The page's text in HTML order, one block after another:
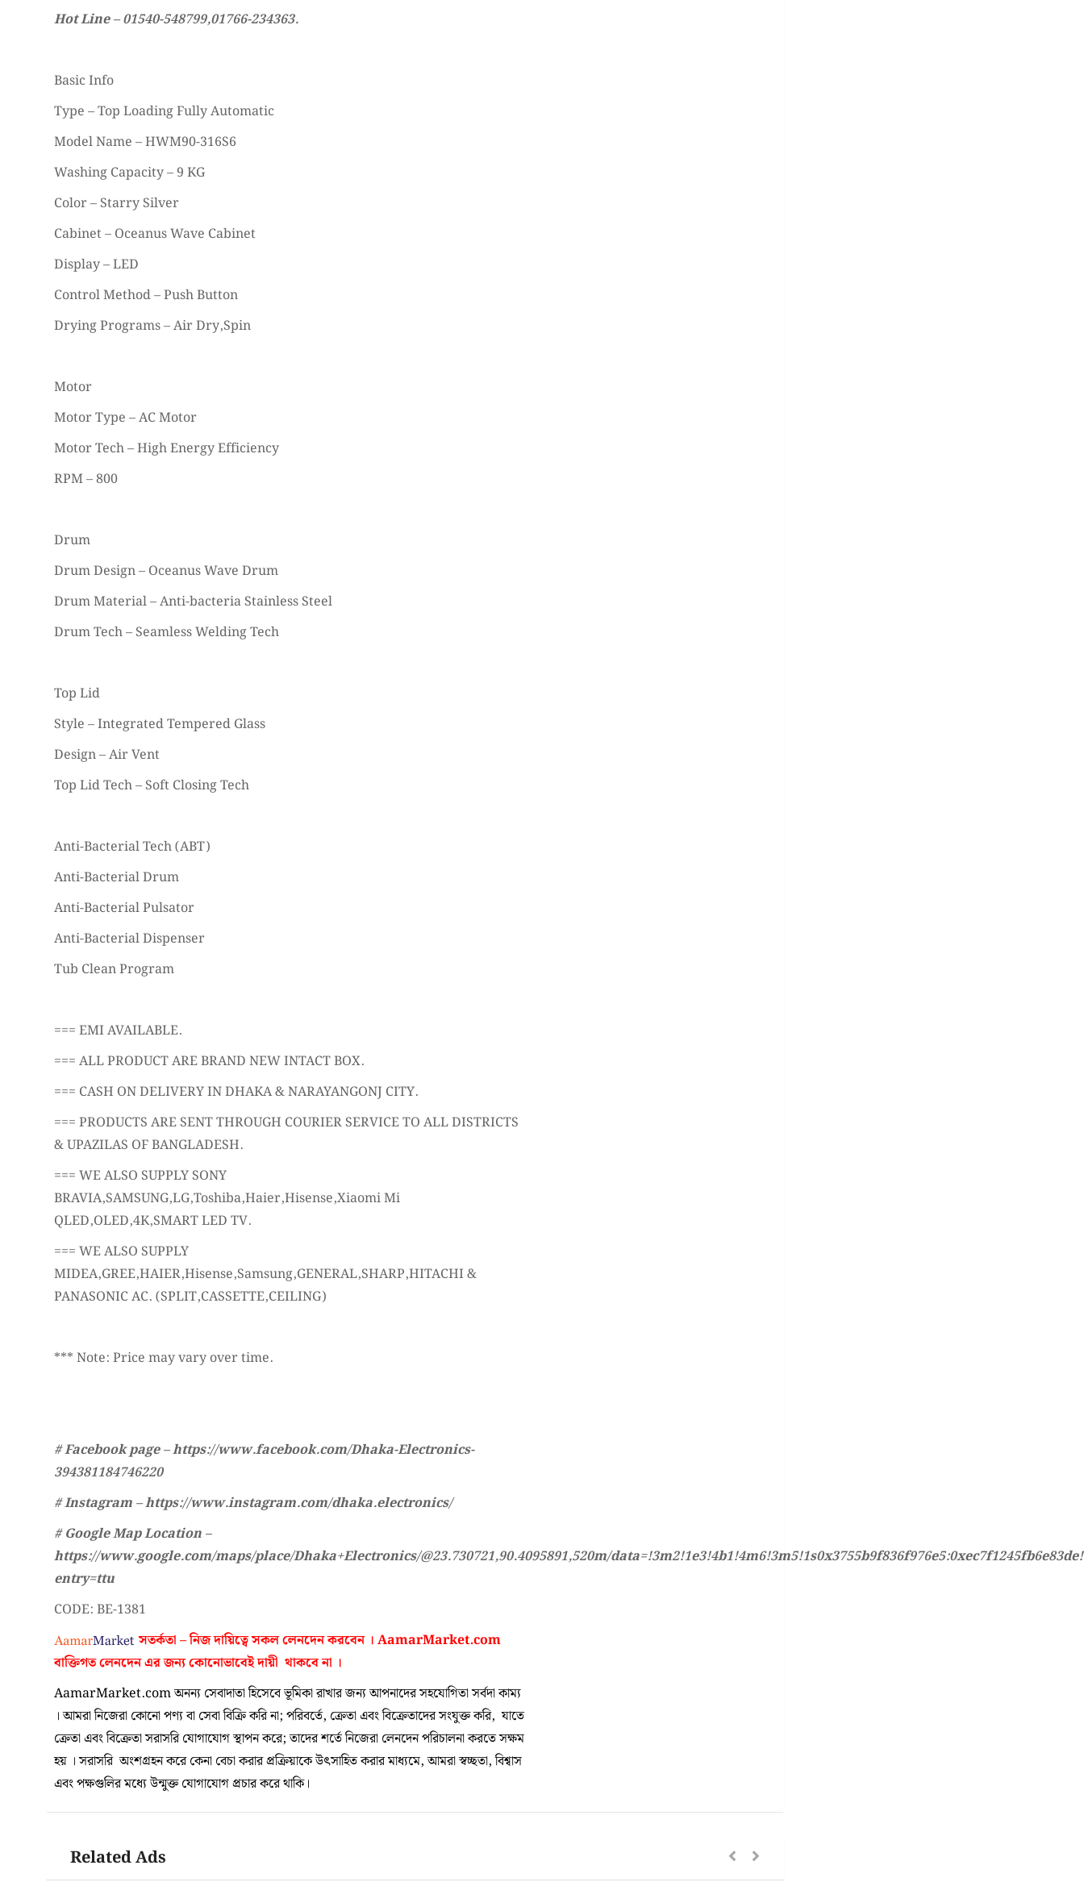
Hot Line – 01540-548799,01766-234363.
Basic Info
Type – Top Loading Fully Automatic
Model Name – HWM90-316S6
Washing Capacity – 9 KG
Color – Starry Silver
Cabinet – Oceanus Wave Cabinet
Display – LED
Control Method – Push Button
Drying Programs – Air Dry,Spin
Motor
Motor Type – AC Motor
Motor Tech – High Energy Efficiency
RPM – 800
Drum
Drum Design – Oceanus Wave Drum
Drum Material – Anti-bacteria Stainless Steel
Drum Tech – Seamless Welding Tech
Top Lid
Style – Integrated Tempered Glass
Design – Air Vent
Top Lid Tech – Soft Closing Tech
Anti-Bacterial Tech (ABT)
Anti-Bacterial Drum
Anti-Bacterial Pulsator
Anti-Bacterial Dispenser
Tub Clean Program
=== EMI AVAILABLE.
=== ALL PRODUCT ARE BRAND NEW INTACT BOX.
=== CASH ON DELIVERY IN DHAKA & NARAYANGONJ CITY.
=== PRODUCTS ARE SENT THROUGH COURIER SERVICE TO ALL DISTRICTS
& UPAZILAS OF BANGLADESH.
=== WE ALSO SUPPLY SONY
BRAVIA,SAMSUNG,LG,Toshiba,Haier,Hisense,Xiaomi Mi
QLED,OLED,4K,SMART LED TV.
=== WE ALSO SUPPLY
MIDEA,GREE,HAIER,Hisense,Samsung,GENERAL,SHARP,HITACHI &
PANASONIC AC. (SPLIT,CASSETTE,CEILING)
*** Note: Price may vary over time.
# Facebook page – https://www.facebook.com/Dhaka-Electronics-
394381184746220
# Instagram – https://www.instagram.com/dhaka.electronics/
# Google Map Location –
https://www.google.com/maps/place/Dhaka+Electronics/@23.730721,90.4095891,520m/
entry=ttu
CODE: BE-1381
সতর্কতা – নিজ দায়িত্বে সকল লেনদেন করবেন । AamarMarket.com
বাক্তিগত লেনদেন এর জন্য কোনোভাবেইদায়ী থাকবে না ।
AamarMarket.com অনন্য সেবাদাতা হিসেবে ভূমিকা রাখার জন্য আপনাদের সহযোগিতা সর্বদা কাম্য
। আমরা নিজেরা কোনো পণ্য বা সেবা বিক্রি করি না; পরিবর্তে, ক্রেতা এবং বিক্রেতাদের সংযুক্ত করি, যাতে
ক্রেতা এবং বিক্রেতা সরাসরি যোগাযোগ স্থাপন করে; তাদের শর্তে নিজেরা লেনদেন পরিচালনা করতে সক্ষম
হয় । সরাসরি অংশগ্রহন করে কেনা বেচা করার প্রক্রিয়াকে উৎসাহিত করার মাধ্যমে, আমরা স্বচ্ছতা, বিশ্বাস
এবং পক্ষগুলির মধ্যে উন্মুক্ত যোগাযোগ প্রচার করে থাকি।
Related Ads